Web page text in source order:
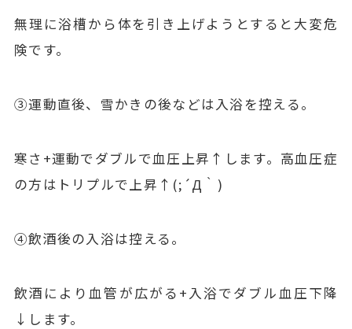
無理に浴槽から体を引き上げようとすると大変危
険です。
③運動直後、雪かきの後などは入浴を控える。
寒さ+運動でダブルで血圧上昇↑します。高血圧症
の方はトリプルで上昇↑(;´Д｀)
④飲酒後の入浴は控える。
飲酒により血管が広がる+入浴でダブル血圧下降
↓します。